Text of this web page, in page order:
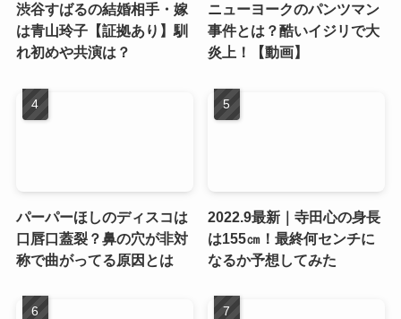
渋谷すばるの結婚相手・嫁
は青山玲子【証拠あり】馴
れ初めや共演は？
ニューヨークのパンツマン
事件とは？酷いイジリで大
炎上！【動画】
パーパーほしのディスコは
口唇口蓋裂？鼻の穴が非対
称で曲がってる原因とは
2022.9最新｜寺田心の身長
は155㎝！最終何センチに
なるか予想してみた